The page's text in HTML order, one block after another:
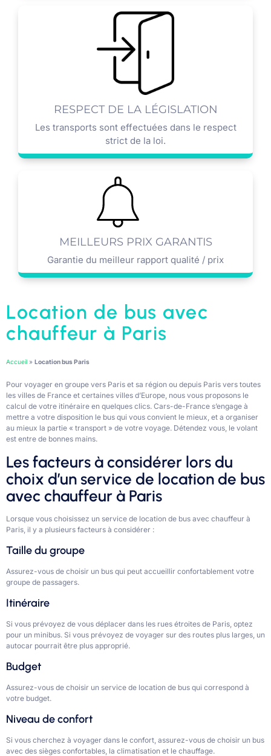
RESPECT DE LA LÉGISLATION
Les transports sont effectuées dans le respect
strict de la loi.
MEILLEURS PRIX GARANTIS
Garantie du meilleur rapport qualité / prix
Location de bus avec
chauffeur à Paris
Accueil » Location bus Paris
Pour voyager en groupe vers Paris et sa région ou depuis Paris vers toutes
les villes de France et certaines villes d’Europe, nous vous proposons le
calcul de votre itinéraire en quelques clics. Cars-de-France s’engage à
mettre a votre disposition le bus qui vous convient le mieux, et a organiser
au mieux la partie « transport » de votre voyage. Détendez vous, le volant
est entre de bonnes mains.
Les facteurs à considérer lors du
choix d’un service de location de bus
avec chauffeur à Paris
Lorsque vous choisissez un service de location de bus avec chauffeur à
Paris, il y a plusieurs facteurs à considérer :
Taille du groupe
Assurez-vous de choisir un bus qui peut accueillir confortablement votre
groupe de passagers.
Itinéraire
Si vous prévoyez de vous déplacer dans les rues étroites de Paris, optez
pour un minibus. Si vous prévoyez de voyager sur des routes plus larges, un
autocar pourrait être plus approprié.
Budget
Assurez-vous de choisir un service de location de bus qui correspond à
votre budget.
Niveau de confort
Si vous cherchez à voyager dans le confort, assurez-vous de choisir un bus
avec des sièges confortables, la climatisation et le chauffage.